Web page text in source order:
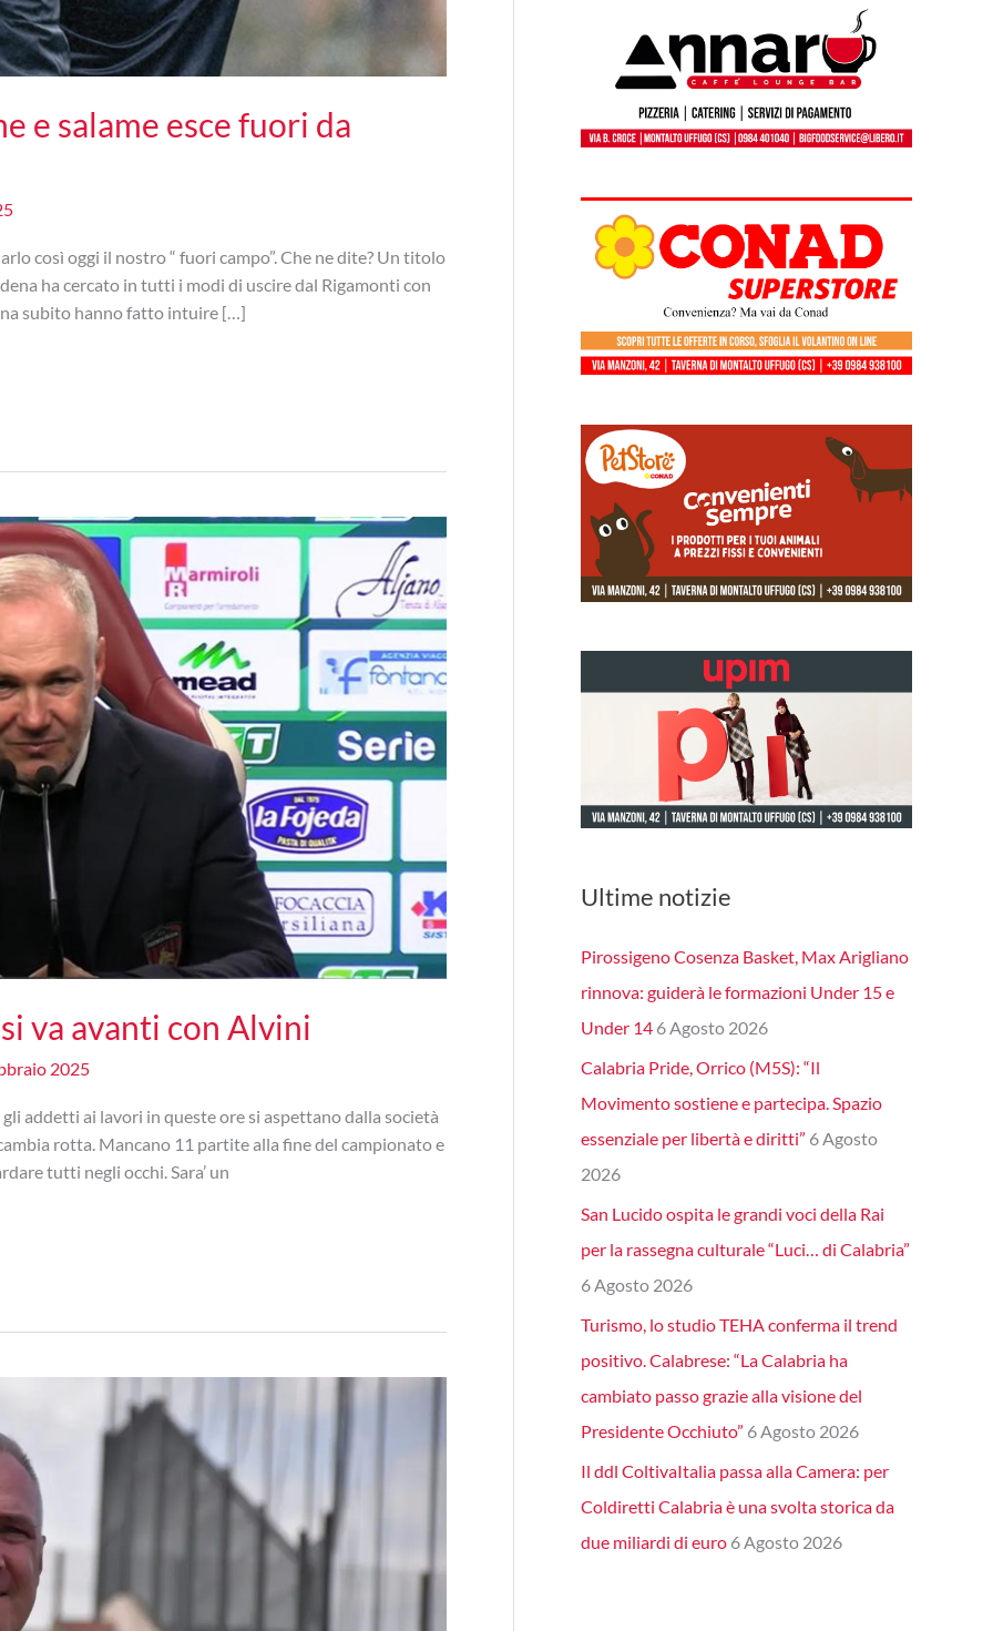
e salame esce fuori da
così oggi il nostro “ fuori campo”. Che ne dite? Un titolo
ha cercato in tutti i modi di uscire dal Rigamonti con
subito hanno fatto intuire […]
va avanti con Alvini
2025
addetti ai lavori in queste ore si aspettano dalla società
rotta. Mancano 11 partite alla fine del campionato e
tutti negli occhi. Sara’ un
Ultime notizie
Pirossigeno Cosenza Basket, Max Arigliano
rinnova: guiderà le formazioni Under 15 e
Under 14 6 Agosto 2026
Calabria Pride, Orrico (M5S): “Il
Movimento sostiene e partecipa. Spazio
essenziale per libertà e diritti” 6 Agosto
2026
San Lucido ospita le grandi voci della Rai
per la rassegna culturale “Luci… di Calabria”
6 Agosto 2026
Turismo, lo studio TEHA conferma il trend
positivo. Calabrese: “La Calabria ha
cambiato passo grazie alla visione del
Presidente Occhiuto” 6 Agosto 2026
Il ddl ColtivaItalia passa alla Camera: per
Coldiretti Calabria è una svolta storica da
due miliardi di euro 6 Agosto 2026